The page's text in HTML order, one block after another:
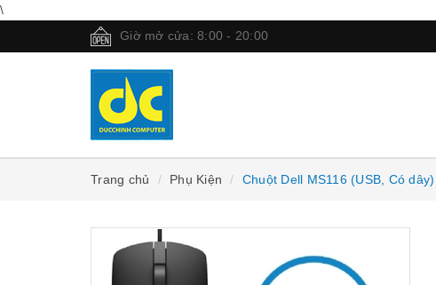
\
Giờ mở cửa: 8:00 - 20:00
Trang chủ Phụ Kiện Chuột Dell MS116 (USB, Có dây)